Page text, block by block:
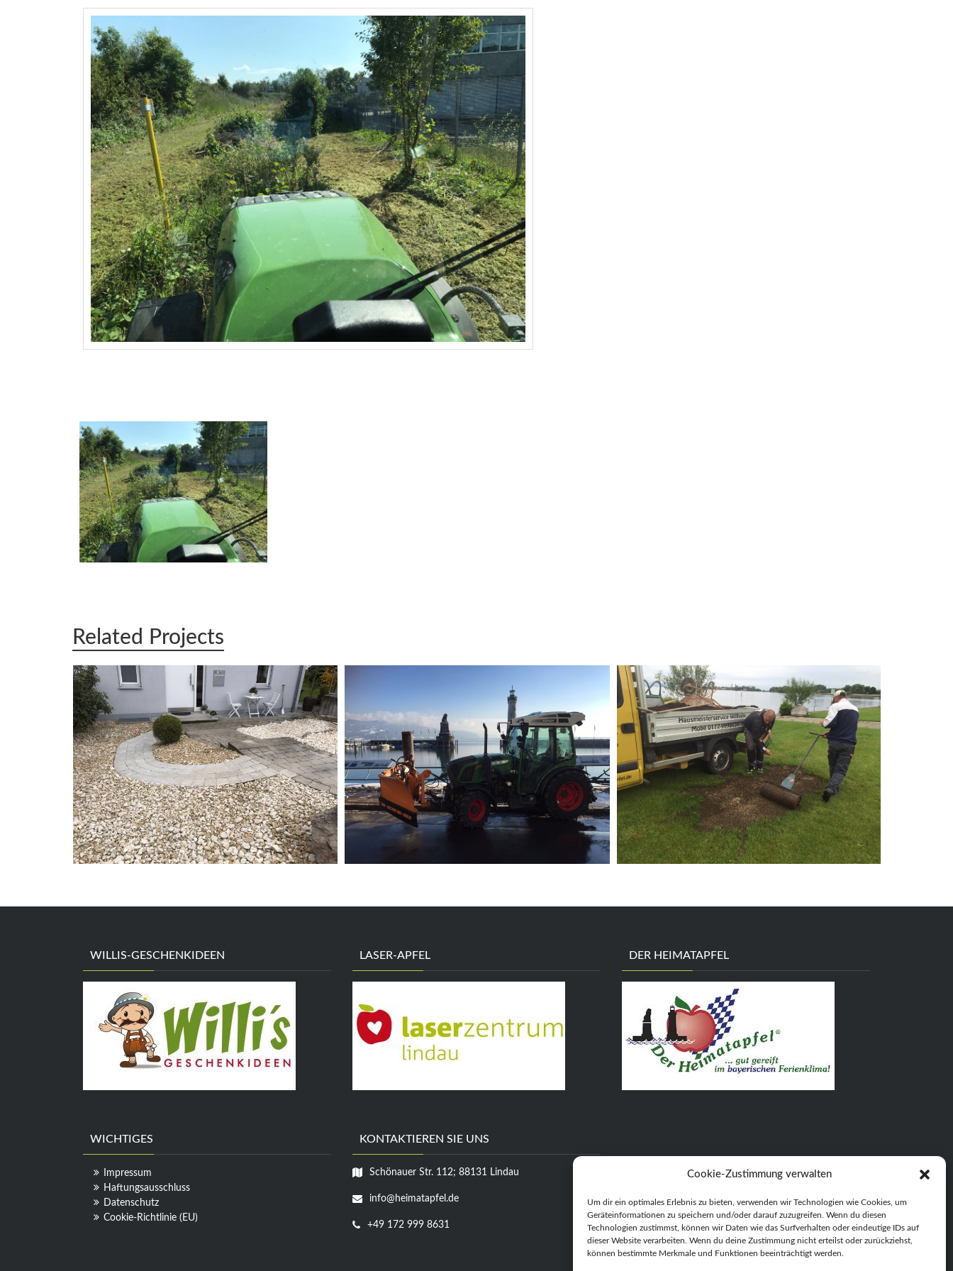
Cookie-Zustimmung verwalten
Um dir ein optimales Erlebnis zu bieten, verwenden wir Technologien wie Cookies, um
Geräteinformationen zu speichern und/oder darauf zuzugreifen. Wenn du diesen
Technologien zustimmst, können wir Daten wie das Surfverhalten oder eindeutige IDs auf
dieser Website verarbeiten. Wenn du deine Zustimmung nicht erteilst oder zurückziehst,
können bestimmte Merkmale und Funktionen beeinträchtigt werden.
Related Projects
WILLIS-GESCHENKIDEEN LASER-APFEL DER HEIMATAPFEL
WICHTIGES
Impressum
Haftungsausschluss
Datenschutz
Cookie-Richtlinie (EU)
KONTAKTIEREN SIE UNS
Schönauer Str. 112; 88131 Lindau
info@heimatapfel.de
+49 172 999 8631